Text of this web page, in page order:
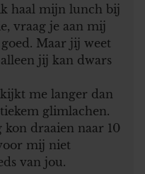
haal mijn lunch bij
vraag je aan mij
Maar jij weet
jij kan dwars
me langer dan
glimlachen.
draaien naar 10
mij niet
van jou.